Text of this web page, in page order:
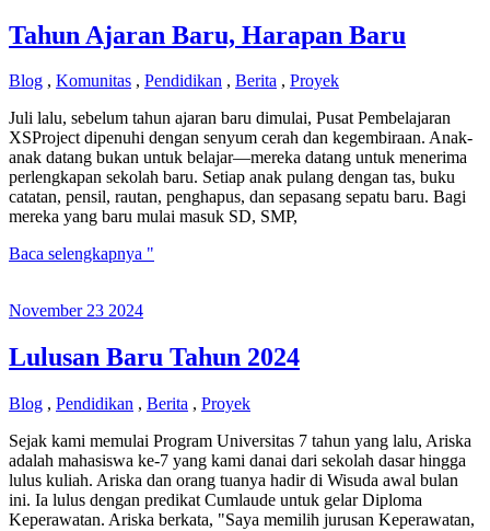
Tahun Ajaran Baru, Harapan Baru
Blog , Komunitas , Pendidikan , Berita , Proyek
Juli lalu, sebelum tahun ajaran baru dimulai, Pusat Pembelajaran
XSProject dipenuhi dengan senyum cerah dan kegembiraan. Anak-
anak datang bukan untuk belajar—mereka datang untuk menerima
perlengkapan sekolah baru. Setiap anak pulang dengan tas, buku
catatan, pensil, rautan, penghapus, dan sepasang sepatu baru. Bagi
mereka yang baru mulai masuk SD, SMP,
Tahun
Harapan
Baca selengkapnya "
November 23 2024
Lulusan Baru Tahun 2024
Blog , Pendidikan , Berita , Proyek
Sejak kami memulai Program Universitas 7 tahun yang lalu, Ariska
adalah mahasiswa ke-7 yang kami danai dari sekolah dasar hingga
lulus kuliah. Ariska dan orang tuanya hadir di Wisuda awal bulan
ini. Ia lulus dengan predikat Cumlaude untuk gelar Diploma
Keperawatan. Ariska berkata, "Saya memilih jurusan Keperawatan,